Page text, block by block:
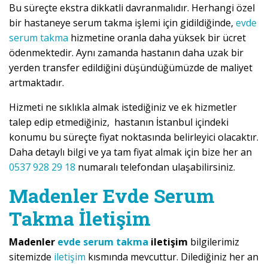
Bu süreçte ekstra dikkatli davranmalıdır. Herhangi özel
bir hastaneye serum takma işlemi için gidildiğinde, evde
serum takma hizmetine oranla daha yüksek bir ücret
ödenmektedir. Aynı zamanda hastanın daha uzak bir
yerden transfer edildiğini düşündüğümüzde de maliyet
artmaktadır.
Hizmeti ne sıklıkla almak istediğiniz ve ek hizmetler
talep edip etmediğiniz, hastanın İstanbul içindeki
konumu bu süreçte fiyat noktasında belirleyici olacaktır.
Daha detaylı bilgi ve ya tam fiyat almak için bize her an
0537 928 29 18 numaralı telefondan ulaşabilirsiniz.
Madenler Evde Serum
Takma İletişim
Madenler evde serum takma iletişim bilgilerimiz
sitemizde iletişim kısmında mevcuttur. Dilediğiniz her an